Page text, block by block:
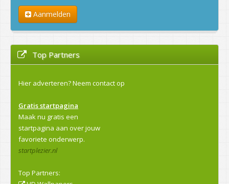
Aanmelden
Top Partners
Hier adverteren?Neem contact op
Gratis startpagina
Maak nu gratis een
startpagina aan over jouw
favoriete onderwerp.
startplezier.nl
Top Partners: